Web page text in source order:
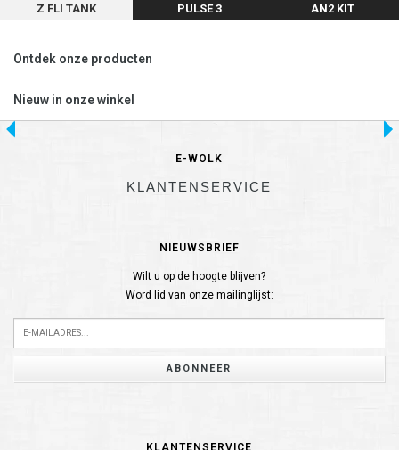
Z FLI TANK PULSE 3 AN2 KIT
Ontdek onze producten
Nieuw in onze winkel
E-WOLK
KLANTENSERVICE
NIEUWSBRIEF
Wilt u op de hoogte blijven?
Word lid van onze mailinglijst:
ABONNEER
KLANTENSERVICE